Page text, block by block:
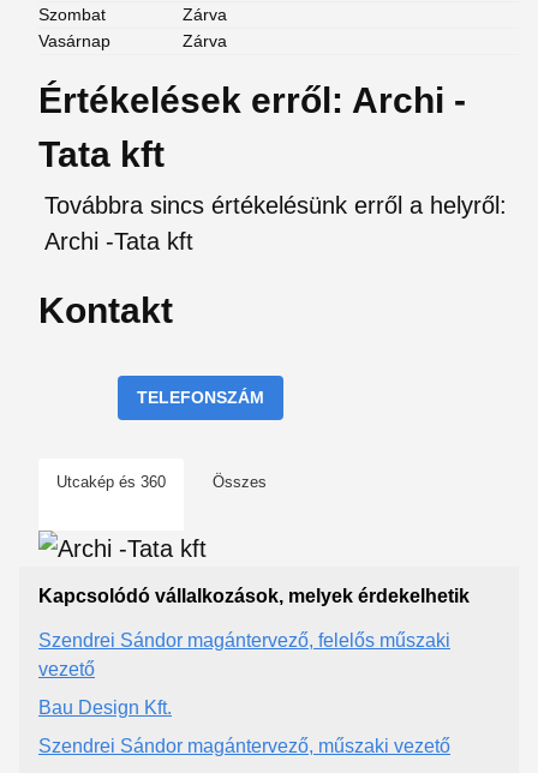
Szombat
Zárva
Vasárnap
Zárva
Értékelések erről: Archi -
Tata kft
Továbbra sincs értékelésünk erről a helyről:
Archi -Tata kft
Kontakt
TELEFONSZÁM
Utcakép és 360 Összes
Kapcsolódó vállalkozások, melyek érdekelhetik
Szendrei Sándor magántervező, felelős műszaki
vezető
Bau Design Kft.
Szendrei Sándor magántervező, műszaki vezető